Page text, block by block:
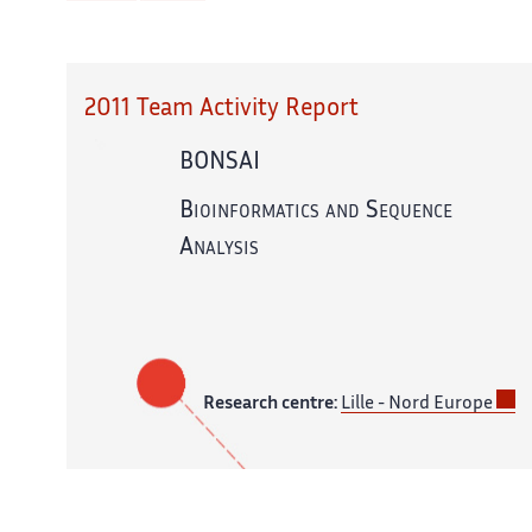
2011 Team Activity Report
BONSAI
Bioinformatics and Sequence
Analysis
Research centre: Lille - Nord Europe